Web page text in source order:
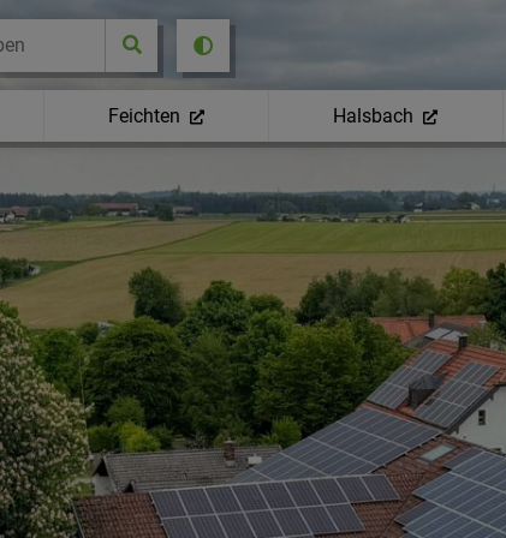
Feichten Halsbach